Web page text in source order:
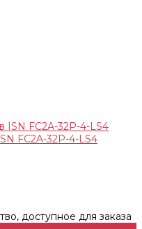
FC2A-32P-4-LS4
доступное для заказа